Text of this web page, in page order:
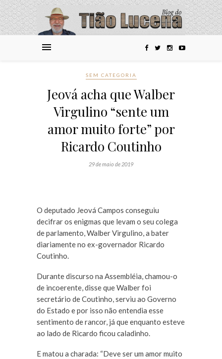
SEM CATEGORIA
Jeová acha que Walber
Virgulino “sente um
amor muito forte” por
Ricardo Coutinho
29 de maio de 2019
O deputado Jeová Campos conseguiu
decifrar os enigmas que levam o seu colega
de parlamento, Walber Virgulino, a bater
diariamente no ex-governador Ricardo
Coutinho.
Durante discurso na Assembléia, chamou-o
de incoerente, disse que Walber foi
secretário de Coutinho, serviu ao Governo
do Estado e por isso não entendia esse
sentimento de rancor, já que enquanto esteve
ao lado de Ricardo ficou caladinho.
E matou a charada: “Deve ser um amor muito